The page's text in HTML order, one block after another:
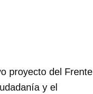
proyecto del Frente
y el